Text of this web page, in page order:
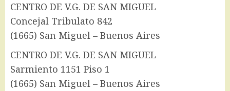
CENTRO DE V.G. DE SAN MIGUEL
Concejal Tribulato 842
(1665) San Miguel – Buenos Aires
CENTRO DE V.G. DE SAN MIGUEL
Sarmiento 1151 Piso 1
(1665) San Miguel – Buenos Aires